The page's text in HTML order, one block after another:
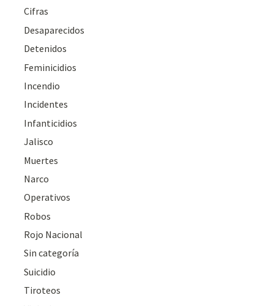
Cifras
Desaparecidos
Detenidos
Feminicidios
Incendio
Incidentes
Infanticidios
Jalisco
Muertes
Narco
Operativos
Robos
Rojo Nacional
Sin categoría
Suicidio
Tiroteos